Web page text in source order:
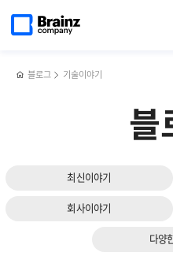
페이지로
블로그 기술이야기
블
최신이야기
회사이야기
다양
Observability,
옵저버빌리티
3월
다음
슬라이드